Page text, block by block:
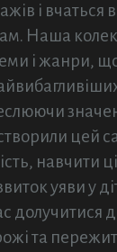
і вчаться
Наша
і жанри,
цей
навчити
уяви у
долучитися
та